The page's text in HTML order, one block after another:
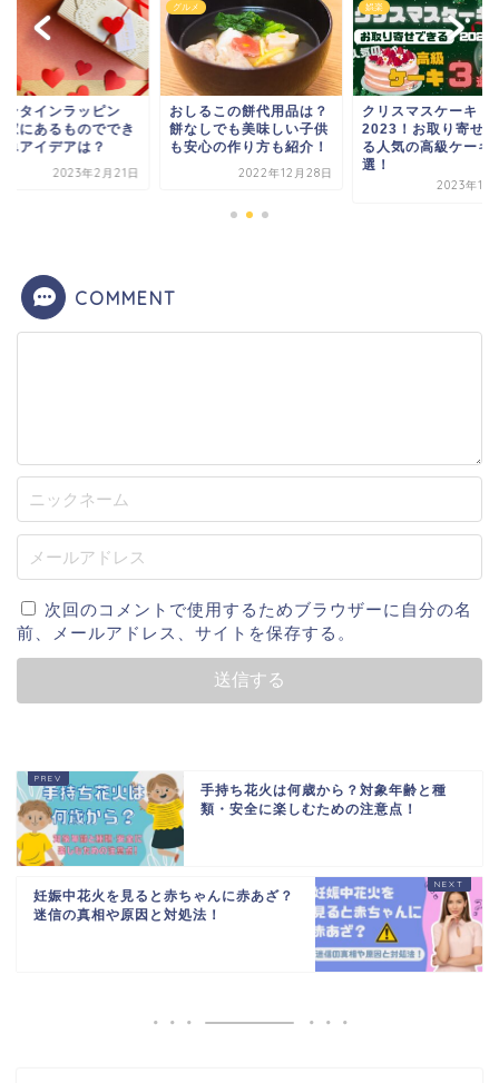
ンタインラッピン
家にあるものででき
単アイデアは？
2023年2月21日
グルメ
おしるこの餅代用品は？
餅なしでも美味しい子供
も安心の作り方も紹介！
2022年12月28日
娯楽
クリスマスケーキ
2023！お取り寄せ
る人気の高級ケーキ
選！
2023年11
COMMENT
次回のコメントで使用するためブラウザーに自分の名
前、メールアドレス、サイトを保存する。
手持ち花火は何歳から？対象年齢と種
類・安全に楽しむための注意点！
妊娠中花火を見ると赤ちゃんに赤あざ？
迷信の真相や原因と対処法！